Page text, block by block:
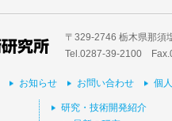
〒329-2746 栃木県那須
Tel.0287-39‐2100
お知らせ お問い合わせ 個
研究・技術開発紹介